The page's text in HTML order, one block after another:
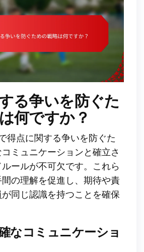
る争いを防ぐた
何ですか？
得点に関する争いを防ぐた
ミュニケーションと確立さ
ールが不可欠です。これら
の理解を促進し、期待や責
同じ認識を持つことを確保
なコミュニケーショ